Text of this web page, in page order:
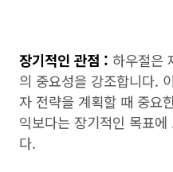
장기적인 관점 : 하우절은
의 중요성을 강조합니다.
자 전략을 계획할 때 중요
익보다는 장기적인 목표
다.